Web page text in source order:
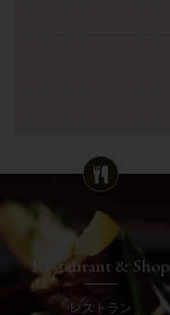
Restaurant & Shop
レストラン